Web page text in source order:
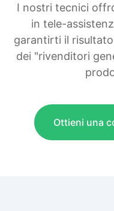
I nostri tecnici
in tele-
garantirti il
dei "rivenditori
Ottieni una